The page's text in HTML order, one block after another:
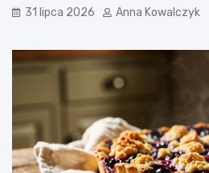
31 lipca 2026 Anna Kowalczyk